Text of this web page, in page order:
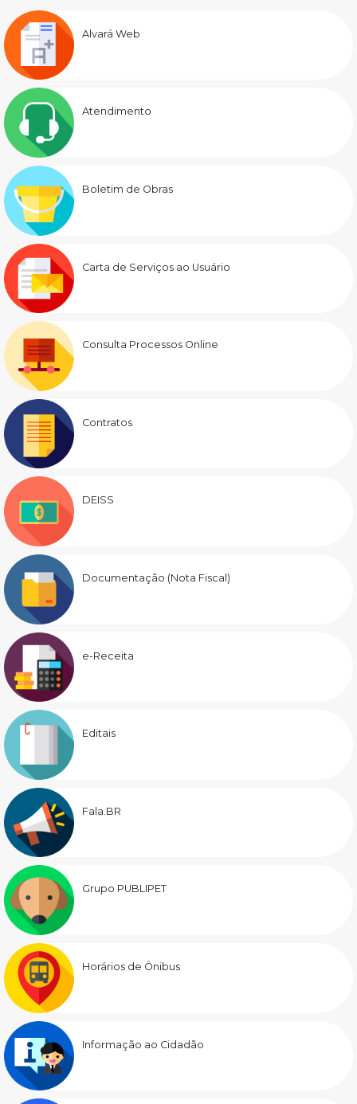
Alvará Web
Atendimento
Boletim de Obras
Carta de Serviços ao Usuário
Consulta Processos Online
Contratos
DEISS
Documentação (Nota Fiscal)
e-Receita
Editais
Fala.BR
Grupo PUBLIPET
Horários de Ônibus
Informação ao Cidadão